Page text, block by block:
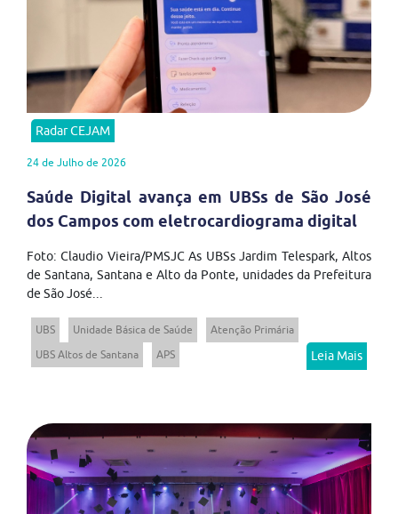
Radar CEJAM
24 de Julho de 2026
Saúde Digital avança em UBSs de São José
dos Campos com eletrocardiograma digital
Foto: Claudio Vieira/PMSJC As UBSs Jardim Telespark, Altos
de Santana, Santana e Alto da Ponte, unidades da Prefeitura
de São José...
UBS Unidade Básica de Saúde
Atenção Primária
UBS Altos de Santana
APS Leia Mais